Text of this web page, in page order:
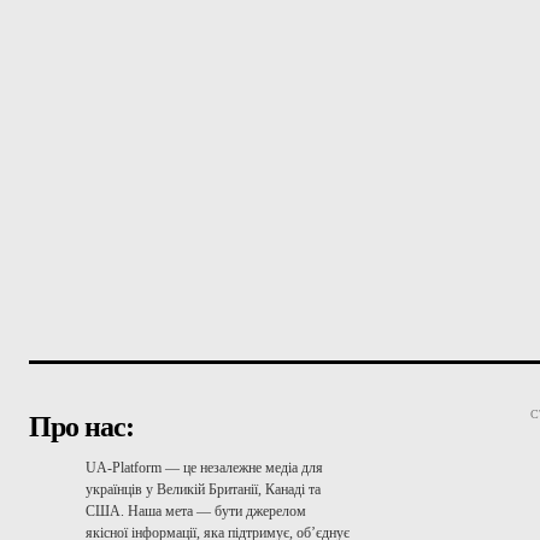
Про нас:
UA-Platform — це незалежне медіа для
українців у Великій Британії, Канаді та
США. Наша мета — бути джерелом
якісної інформації, яка підтримує, об’єднує